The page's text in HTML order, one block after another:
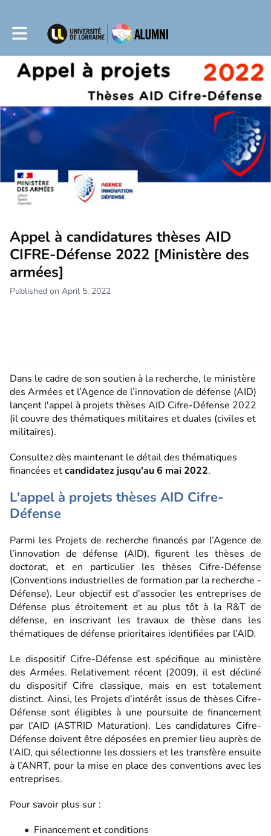
Toggle main navigation
Appel à candidatures thèses AID
CIFRE-Défense 2022 [Ministère des
armées]
Published on April 5, 2022
Dans le cadre de son soutien à la recherche, le ministère
des Armées et l’Agence de l’innovation de défense (AID)
lançent l'appel à projets thèses AID Cifre-Défense 2022
(il couvre des thématiques militaires et duales (civiles et
militaires).
Consultez dès maintenant le détail des thématiques
financées etcandidatez jusqu'au 6 mai 2022.
L'appel à projets thèses AID Cifre-
Défense
Parmi les Projets de recherche financés par l’Agence de
l’innovation de défense (AID), figurent les thèses de
doctorat, et en particulier les thèses Cifre-Défense
(Conventions industrielles de formation par la recherche -
Défense). Leur objectif est d’associer les entreprises de
Défense plus étroitement et au plus tôt à la R&T de
défense, en inscrivant les travaux de thèse dans les
thématiques de défense prioritaires identifiées par l’AID.
Le dispositif Cifre-Défense est spécifique au ministère
des Armées. Relativement récent (2009), il est décliné
du dispositif Cifre classique, mais en est totalement
distinct. Ainsi, les Projets d’intérêt issus de thèses Cifre-
Défense sont éligibles à une poursuite de financement
par l’AID (ASTRID Maturation). Les candidatures Cifre-
Défense doivent être déposées en premier lieu auprès de
l’AID, qui sélectionne les dossiers et les transfère ensuite
à l’ANRT, pour la mise en place des conventions avec les
entreprises.
Pour savoir plus sur :
Financement et conditions